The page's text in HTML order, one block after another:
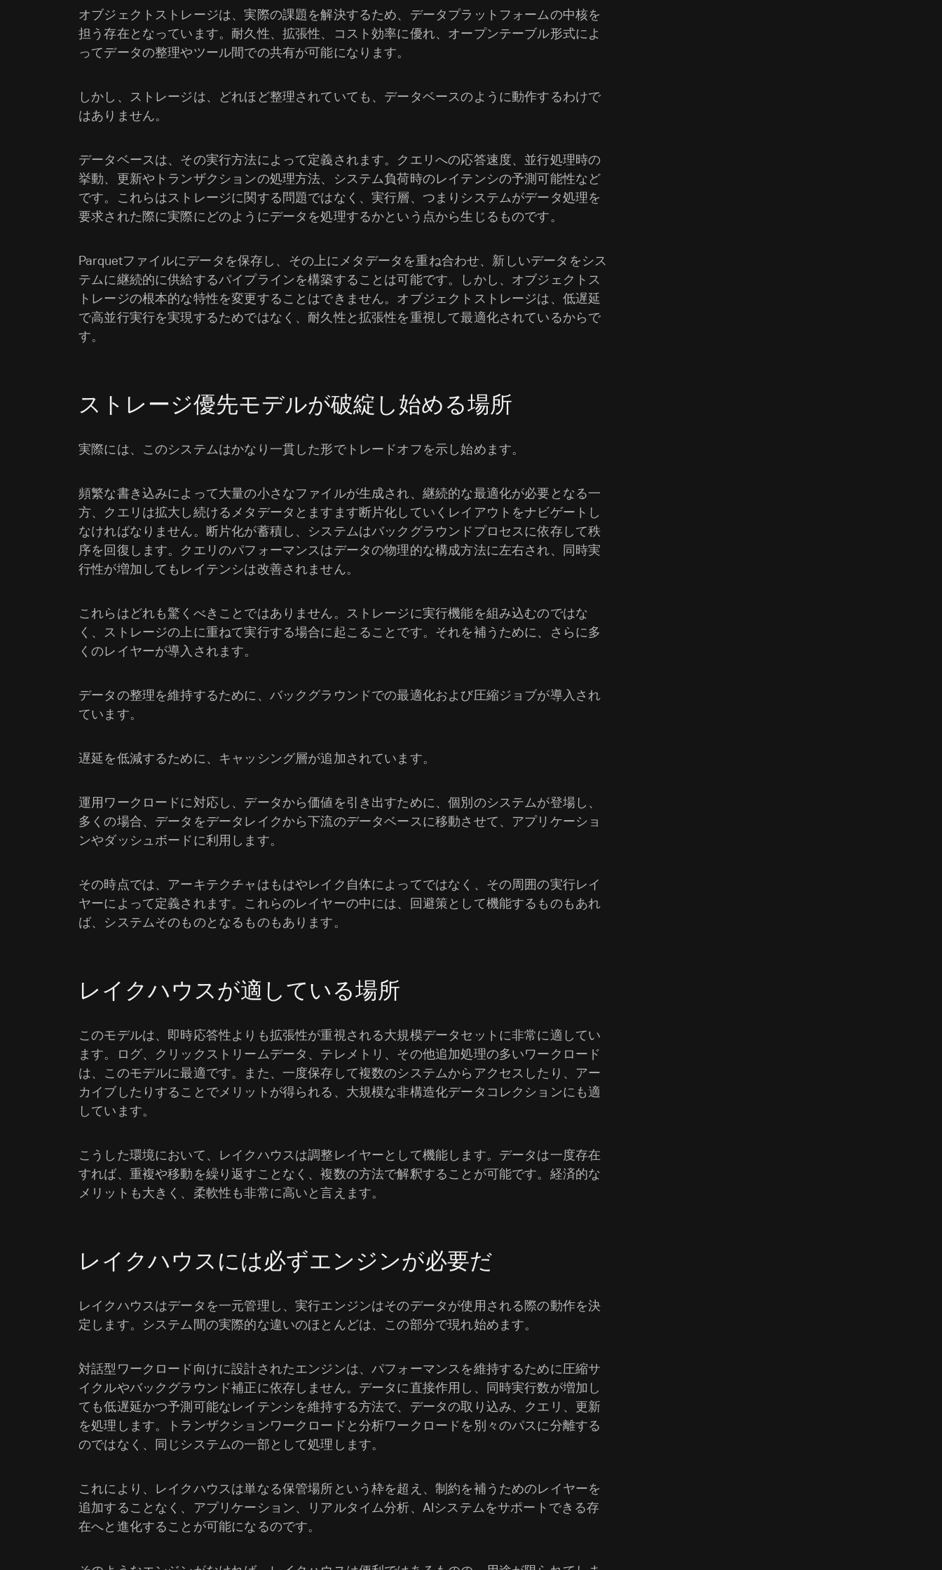
オブジェクトストレージは、実際の課題を解決するため、データプラットフォームの中核を
担う存在となっています。耐久性、拡張性、コスト効率に優れ、オープンテーブル形式によ
ってデータの整理やツール間での共有が可能になります。
しかし、ストレージは、どれほど整理されていても、データベースのように動作するわけで
はありません。
データベースは、その実行方法によって定義されます。クエリへの応答速度、並行処理時の
挙動、更新やトランザクションの処理方法、システム負荷時のレイテンシの予測可能性など
です。これらはストレージに関する問題ではなく、実行層、つまりシステムがデータ処理を
要求された際に実際にどのようにデータを処理するかという点から生じるものです。
Parquetファイルにデータを保存し、その上にメタデータを重ね合わせ、新しいデータをシス
テムに継続的に供給するパイプラインを構築することは可能です。しかし、オブジェクトス
トレージの根本的な特性を変更することはできません。オブジェクトストレージは、低遅延
で高並行実行を実現するためではなく、耐久性と拡張性を重視して最適化されているからで
す。
ストレージ優先モデルが破綻し始める場所
実際には、このシステムはかなり一貫した形でトレードオフを示し始めます。
頻繁な書き込みによって大量の小さなファイルが生成され、継続的な最適化が必要となる一
方、クエリは拡大し続けるメタデータとますます断片化していくレイアウトをナビゲートし
なければなりません。断片化が蓄積し、システムはバックグラウンドプロセスに依存して秩
序を回復します。クエリのパフォーマンスはデータの物理的な構成方法に左右され、同時実
行性が増加してもレイテンシは改善されません。
これらはどれも驚くべきことではありません。ストレージに実行機能を組み込むのではな
く、ストレージの上に重ねて実行する場合に起こることです。それを補うために、さらに多
くのレイヤーが導入されます。
データの整理を維持するために、バックグラウンドでの最適化および圧縮ジョブが導入され
ています。
遅延を低減するために、キャッシング層が追加されています。
運用ワークロードに対応し、データから価値を引き出すために、個別のシステムが登場し、
多くの場合、データをデータレイクから下流のデータベースに移動させて、アプリケーショ
ンやダッシュボードに利用します。
その時点では、アーキテクチャはもはやレイク自体によってではなく、その周囲の実行レイ
ヤーによって定義されます。これらのレイヤーの中には、回避策として機能するものもあれ
ば、システムそのものとなるものもあります。
レイクハウスが適している場所
このモデルは、即時応答性よりも拡張性が重視される大規模データセットに非常に適してい
ます。ログ、クリックストリームデータ、テレメトリ、その他追加処理の多いワークロード
は、このモデルに最適です。また、一度保存して複数のシステムからアクセスしたり、アー
カイブしたりすることでメリットが得られる、大規模な非構造化データコレクションにも適
しています。
こうした環境において、レイクハウスは調整レイヤーとして機能します。データは一度存在
すれば、重複や移動を繰り返すことなく、複数の方法で解釈することが可能です。経済的な
メリットも大きく、柔軟性も非常に高いと言えます。
レイクハウスには必ずエンジンが必要だ
レイクハウスはデータを一元管理し、実行エンジンはそのデータが使用される際の動作を決
定します。システム間の実際的な違いのほとんどは、この部分で現れ始めます。
対話型ワークロード向けに設計されたエンジンは、パフォーマンスを維持するために圧縮サ
イクルやバックグラウンド補正に依存しません。データに直接作用し、同時実行数が増加し
ても低遅延かつ予測可能なレイテンシを維持する方法で、データの取り込み、クエリ、更新
を処理します。トランザクションワークロードと分析ワークロードを別々のパスに分離する
のではなく、同じシステムの一部として処理します。
これにより、レイクハウスは単なる保管場所という枠を超え、制約を補うためのレイヤーを
追加することなく、アプリケーション、リアルタイム分析、AIシステムをサポートできる存
在へと進化することが可能になるのです。